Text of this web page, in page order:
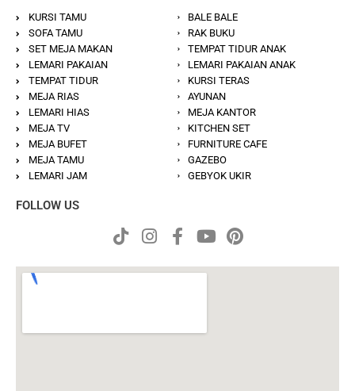
KURSI TAMU
SOFA TAMU
SET MEJA MAKAN
LEMARI PAKAIAN
TEMPAT TIDUR
MEJA RIAS
LEMARI HIAS
MEJA TV
MEJA BUFET
MEJA TAMU
LEMARI JAM
BALE BALE
RAK BUKU
TEMPAT TIDUR ANAK
LEMARI PAKAIAN ANAK
KURSI TERAS
AYUNAN
MEJA KANTOR
KITCHEN SET
FURNITURE CAFE
GAZEBO
GEBYOK UKIR
FOLLOW US